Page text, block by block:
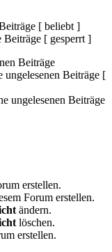
[ beliebt ]
Beiträge [ gesperrt ]
Beiträge
ungelesenen Beiträge [
ungelesenen Beiträge
erstellen.
Forum erstellen.
ändern.
löschen.
erstellen.